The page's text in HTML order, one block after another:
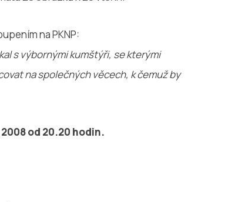
na PKNP:
s výbornými kumštýři, se kterými
na společných věcech, k čemuž by
od 20.20 hodin.